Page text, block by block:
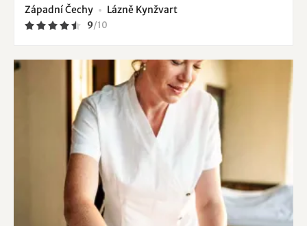
Západní Čechy Lázně Kynžvart
9/10